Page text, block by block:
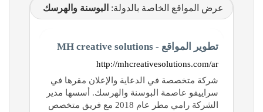
عرض المواقع الخاصة بالدولة: البوسنة والهرسك
تطوير المواقع - MH creative solutions
http://mhcreativesolutions.com/ar
شركة متخصصة في الدعاية والإعلان مقرها في
سراييفو عاصمة البوسنة والهرسك. أسسها مدير
الشركة رامي مطر عام 2018 مع فريق متخصص